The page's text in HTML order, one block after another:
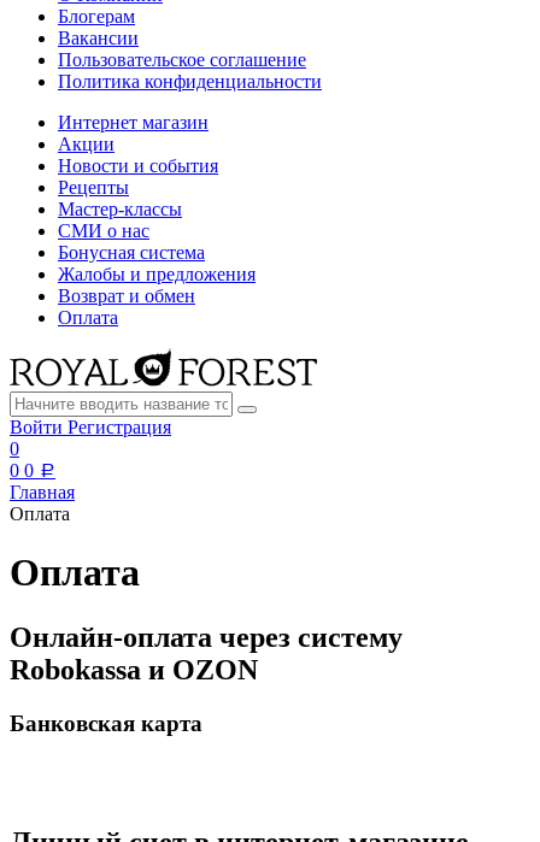
Блогерам
Вакансии
Пользовательское соглашение
Политика конфиденциальности
Интернет магазин
Акции
Новости и события
Рецепты
Мастер-классы
СМИ о нас
Бонусная система
Жалобы и предложения
Возврат и обмен
Оплата
Войти Регистрация
0
0 0 a
Главная
Оплата
Оплата
Онлайн-оплата через систему
Robokassa и OZON
Банковская карта